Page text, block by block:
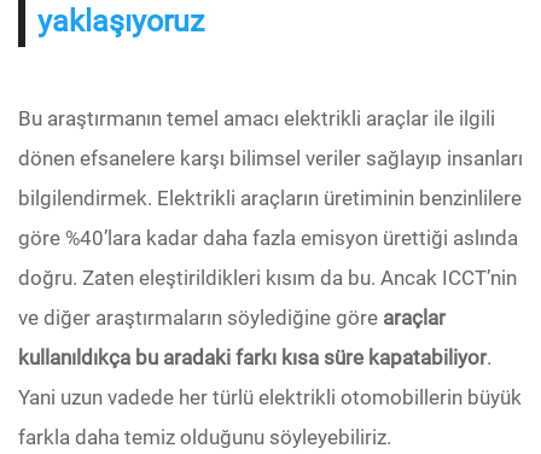
yaklaşıyoruz
Bu araştırmanın temel amacı elektrikli araçlar ile ilgili
dönen efsanelere karşı bilimsel veriler sağlayıp insanları
bilgilendirmek. Elektrikli araçların üretiminin benzinlilere
göre %40’lara kadar daha fazla emisyon ürettiği aslında
doğru. Zaten eleştirildikleri kısım da bu. Ancak ICCT’nin
ve diğer araştırmaların söylediğine göre araçlar
kullanıldıkça bu aradaki farkı kısa süre kapatabiliyor.
Yani uzun vadede her türlü elektrikli otomobillerin büyük
farkla daha temiz olduğunu söyleyebiliriz.